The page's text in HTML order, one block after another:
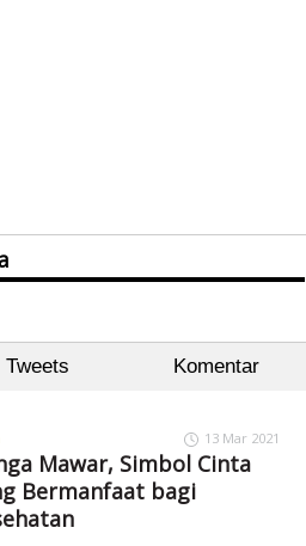
Tweets Komentar
13 Mar 2021
Mawar, Simbol Cinta
Bermanfaat bagi